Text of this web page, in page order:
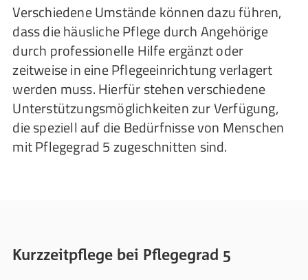
Verschiedene Umstände können dazu führen,
dass die häusliche Pflege durch Angehörige
durch professionelle Hilfe ergänzt oder
zeitweise in eine Pflegeeinrichtung verlagert
werden muss. Hierfür stehen verschiedene
Unterstützungsmöglichkeiten zur Verfügung,
die speziell auf die Bedürfnisse von Menschen
mit Pflegegrad 5 zugeschnitten sind.
Kurzzeitpflege bei Pflegegrad 5